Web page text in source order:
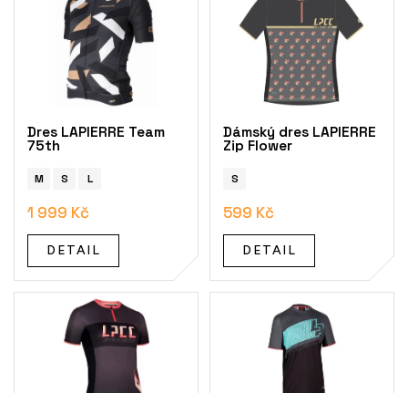
Dres LAPIERRE Team
75th
M S L
1 999 Kč
DETAIL
Dámský dres LAPIERRE
Zip Flower
S
599 Kč
DETAIL